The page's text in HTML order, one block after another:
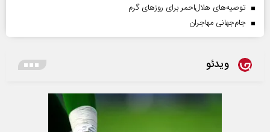
توصیه‌های هلال‌احمر برای روز‌های گرم
جام‌جهانی مهاجران
ویدئو